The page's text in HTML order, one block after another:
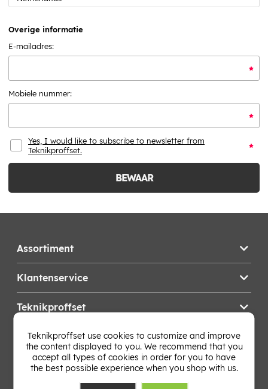
Overige informatie
E-mailadres:
Mobiele nummer:
Yes, I would like to subscribe to newsletter from
Teknikproffset.
BEWAAR
Assortiment
Klantenservice
Teknikproffset
Wijzig Land
Teknikproffset use cookies to customize and improve
the content displayed to you. We recommend that you
accept all types of cookies in order for you to have
the best possible experience when you shop with us.